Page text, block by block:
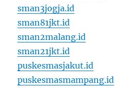
sman3jogja.id
sman81jkt.id
sman2malang.id
sman21jkt.id
puskesmasjakut.id
puskesmasmampang.id